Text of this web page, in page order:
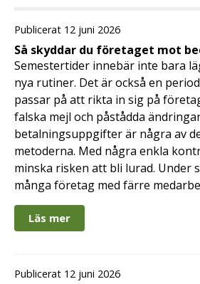
Publicerat 12 juni 2026
Så skyddar du företaget mot
Semestertider innebär inte bara
nya rutiner. Det är också en
passar på att rikta in sig på
falska mejl och påstådda
betalningsuppgifter är några av
metoderna. Med några enkla
minska risken att bli lurad. Under
många företag med färre
Läs mer
Publicerat 12 juni 2026